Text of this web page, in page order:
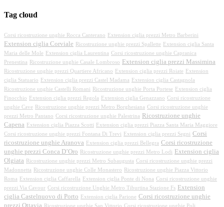
Tag cloud
Corsi ricostruzione unghie Rocca Canterano Extension ciglia prezzi Metro Barberini
Extension ciglia Corviale Ricostruzione unghie prezzi Spallette
Extension ciglia Santa
Maria delle Mole
Extension ciglia Laurentina Corsi ricostruzione unghie Capranica
Prenestina
Ricostruzione unghie Casale Lombroso Extension ciglia prezzi Massimina
Ricostruzione unghie prezzi Quartiere Africano Extension ciglia prezzi Roiate
Extension
ciglia Statuario
Extension ciglia prezzi Castel Madama
Extension ciglia Castagnola
Ricostruzione unghie Castelli Romani
Ricostruzione unghie Porta Portese
Extension ciglia
Finocchio
Extension ciglia prezzi Regola Extension ciglia Genazzano Corsi ricostruzione
unghie Cave
Ricostruzione unghie prezzi Metro Borghesiana Corsi ricostruzione unghie
prezzi Metro Pantano Corsi ricostruzione unghie Palestrina
Ricostruzione unghie
Capena
Extension ciglia Piazza Scotti
Extension ciglia prezzi Piazza Santa Maria Maggiore
Corsi ricostruzione unghie prezzi Fontana Di Trevi
Extension ciglia prezzi Segni Corsi
ricostruzione unghie Aranova
Extension ciglia prezzi Bellegra Corsi ricostruzione
unghie prezzi Conca D’Oro
Ricostruzione unghie prezzi Metro Lodi
Extension ciglia
Olgiata
Ricostruzione unghie prezzi Metro Subaugusta Corsi ricostruzione unghie prezzi
Madonnetta
Ricostruzione unghie Colle Monastero
Ricostruzione unghie Piazza Vittorio
Roma
Extension ciglia Caffarella Extension ciglia Ponte di Nona Corsi ricostruzione unghie
prezzi Via Cavour Corsi ricostruzione Unghie Metro Tiburtina Stazione Fs
Extension
ciglia Castelnuovo di Porto
Extension ciglia Parione Corsi ricostruzione unghie